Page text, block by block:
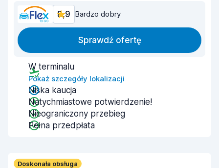
8,9 Bardzo dobry
Sprawdź ofertę
W terminalu
Pokaż szczegóły lokalizacji
Niska kaucja
Natychmiastowe potwierdzenie!
Nieograniczony przebieg
Pełna przedpłata
Doskonała obsługa